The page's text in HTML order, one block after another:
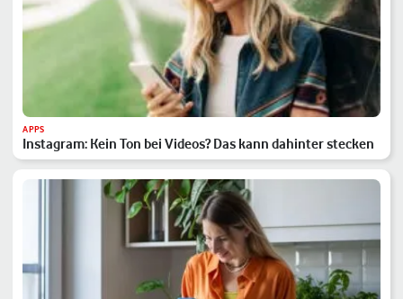
APPS
Instagram: Kein Ton bei Videos? Das kann dahinter stecken